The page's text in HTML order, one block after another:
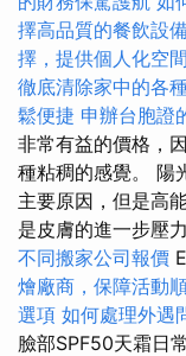
擇高品質的餐飲設
擇，提供個人化空間
徹底清除家中的各
鬆便捷 申辦台胞證
非常有益的價格，
種粘稠的感覺。 陽
主要原因，但是高
是皮膚的進一步壓
不同搬家公司報價
燴廠商，保障活動
選項 如何處理外遇
臉部SPF50天霜日